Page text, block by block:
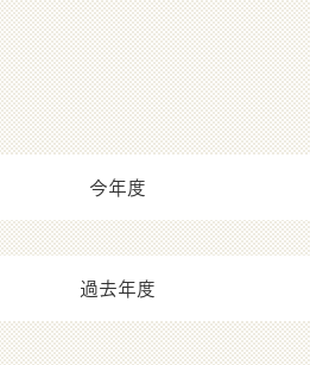
今年度
過去年度